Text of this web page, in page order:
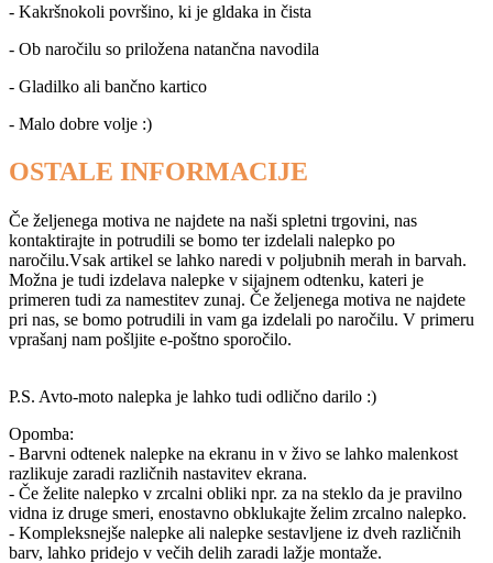
- Kakršnokoli površino, ki je gldaka in čista
- Ob naročilu so priložena natančna navodila
- Gladilko ali bančno kartico
- Malo dobre volje :)
OSTALE INFORMACIJE
Če željenega motiva ne najdete na naši spletni trgovini, nas
kontaktirajte in potrudili se bomo ter izdelali nalepko po
naročilu.Vsak artikel se lahko naredi v poljubnih merah in barvah.
Možna je tudi izdelava nalepke v sijajnem odtenku, kateri je
primeren tudi za namestitev zunaj. Če željenega motiva ne najdete
pri nas, se bomo potrudili in vam ga izdelali po naročilu. V primeru
vprašanj nam pošljite e-poštno sporočilo.
P.S. Avto-moto nalepka je lahko tudi odlično darilo :)
Opomba:
- Barvni odtenek nalepke na ekranu in v živo se lahko malenkost
razlikuje zaradi različnih nastavitev ekrana.
- Če želite nalepko v zrcalni obliki npr. za na steklo da je pravilno
vidna iz druge smeri, enostavno obklukajte želim zrcalno nalepko.
- Kompleksnejše nalepke ali nalepke sestavljene iz dveh različnih
barv, lahko pridejo v večih delih zaradi lažje montaže.